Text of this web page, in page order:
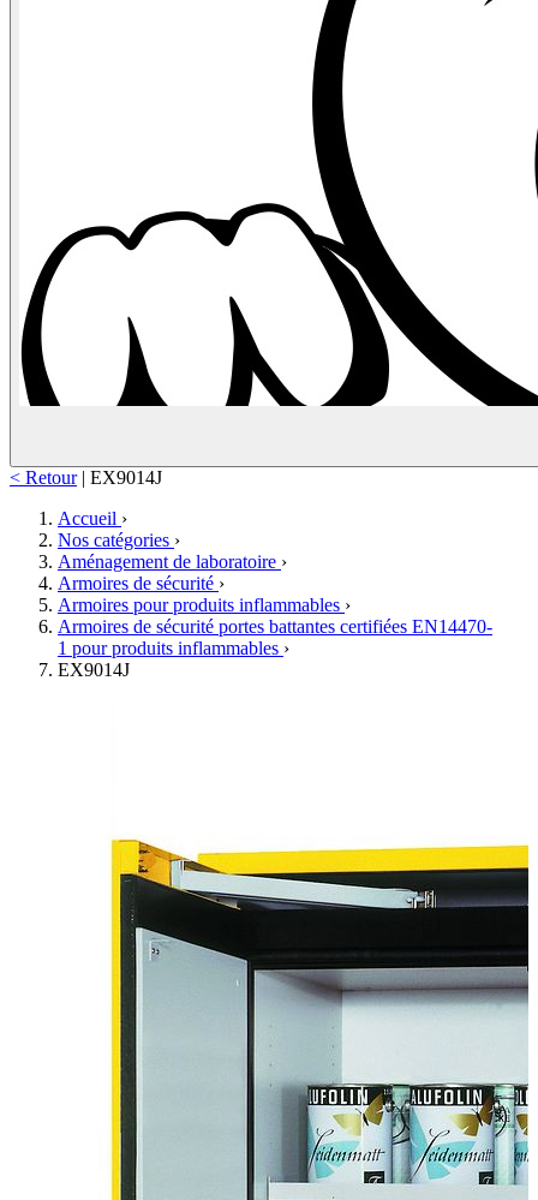
< Retour | EX9014J
Accueil ›
Nos catégories ›
Aménagement de laboratoire ›
Armoires de sécurité ›
Armoires pour produits inflammables ›
Armoires de sécurité portes battantes certifiées EN14470-
1 pour produits inflammables ›
EX9014J